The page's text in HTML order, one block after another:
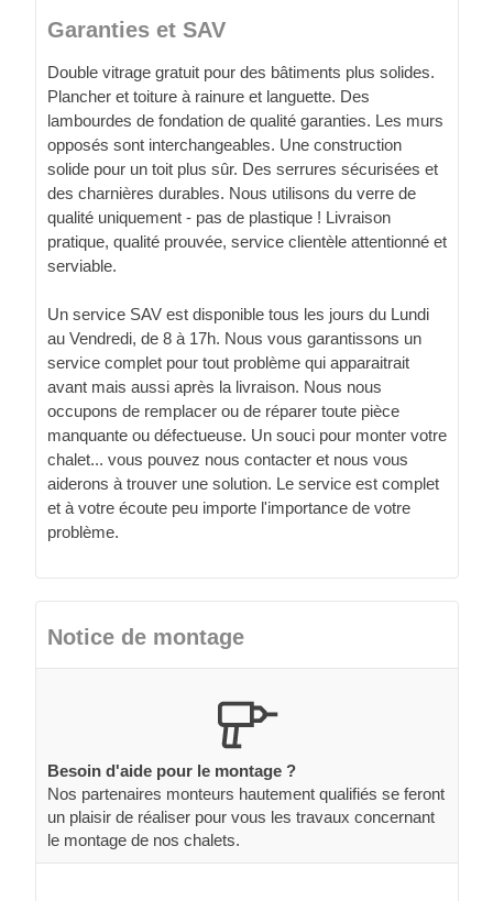
Garanties et SAV
Double vitrage gratuit pour des bâtiments plus solides.
Plancher et toiture à rainure et languette. Des
lambourdes de fondation de qualité garanties. Les murs
opposés sont interchangeables. Une construction
solide pour un toit plus sûr. Des serrures sécurisées et
des charnières durables. Nous utilisons du verre de
qualité uniquement - pas de plastique ! Livraison
pratique, qualité prouvée, service clientèle attentionné et
serviable.
Un service SAV est disponible tous les jours du Lundi
au Vendredi, de 8 à 17h. Nous vous garantissons un
service complet pour tout problème qui apparaitrait
avant mais aussi après la livraison. Nous nous
occupons de remplacer ou de réparer toute pièce
manquante ou défectueuse. Un souci pour monter votre
chalet... vous pouvez nous contacter et nous vous
aiderons à trouver une solution. Le service est complet
et à votre écoute peu importe l'importance de votre
problème.
Notice de montage
Besoin d'aide pour le montage ?
Nos partenaires monteurs hautement qualifiés se feront
un plaisir de réaliser pour vous les travaux concernant
le montage de nos chalets.